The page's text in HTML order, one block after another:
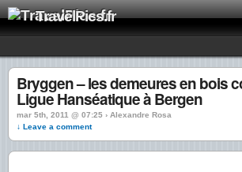
TravelPics.fr
Bryggen – les demeures en bois
Ligue Hanséatique à Bergen
mar 5th, 2011 @ 07:25 › Alexandre Rosa
↓ Leave a comment